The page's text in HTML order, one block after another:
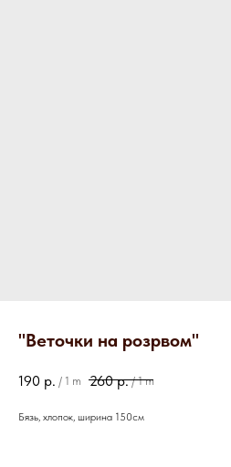
"Веточки на розрвом"
190 р. / 1 m 260 р. / 1 m
Бязь, хлопок, ширина 150см